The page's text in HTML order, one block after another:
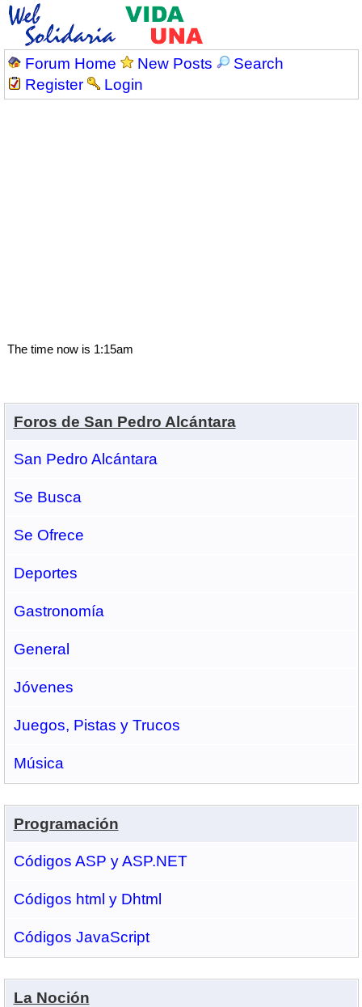
Forum Home New Posts
Search
Register
Login
The time now is 1:15am
Foros de San Pedro Alcántara
San Pedro Alcántara
Se Busca
Se Ofrece
Deportes
Gastronomí­a
General
Jóvenes
Juegos, Pistas y Trucos
Música
Programación
Códigos ASP y ASP.NET
Códigos html y Dhtml
Códigos JavaScript
La Noción